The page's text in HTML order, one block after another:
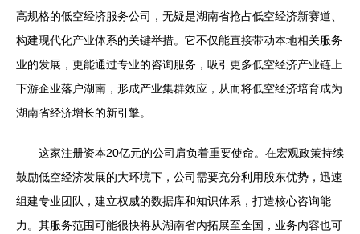
高规格的低空经济服务公司，无疑是湖南省抢占低空经济新赛道、
构建现代化产业体系的关键举措。它不仅能直接带动本地相关服务
业的发展，更能通过专业的咨询服务，吸引更多低空经济产业链上
下游企业落户湖南，形成产业集群效应，从而将低空经济培育成为
湖南省经济增长的新引擎。
这家注册资本20亿元的公司肩负着重要使命。在宏观政策持续
鼓励低空经济发展的大环境下，公司需要充分利用股东优势，迅速
组建专业团队，建立权威的数据库和知识体系，打造核心咨询能
力。其服务范围可能很快将从湖南省内拓展至全国，业务内容也可